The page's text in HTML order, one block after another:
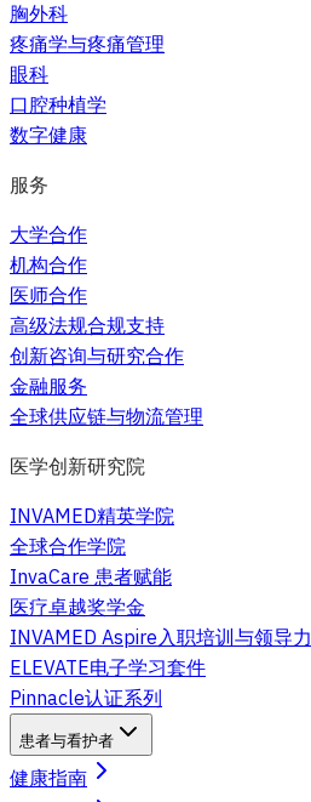
胸外科
疼痛学与疼痛管理
眼科
口腔种植学
数字健康
服务
大学合作
机构合作
医师合作
高级法规合规支持
创新咨询与研究合作
金融服务
全球供应链与物流管理
医学创新研究院
INVAMED精英学院
全球合作学院
InvaCare 患者赋能
医疗卓越奖学金
INVAMED Aspire入职培训与领导力
ELEVATE电子学习套件
Pinnacle认证系列
患者与看护者
健康指南